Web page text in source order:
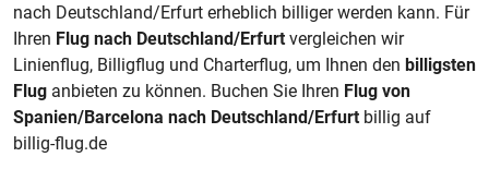
nach Deutschland/Erfurt erheblich billiger werden kann. Für
Ihren Flug nach Deutschland/Erfurt vergleichen wir
Linienflug, Billigflug und Charterflug, um Ihnen den billigsten
Flug anbieten zu können. Buchen Sie Ihren Flug von
Spanien/Barcelona nach Deutschland/Erfurt billig auf
billig-flug.de